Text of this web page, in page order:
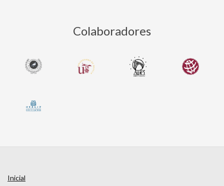
Colaboradores
Inicial